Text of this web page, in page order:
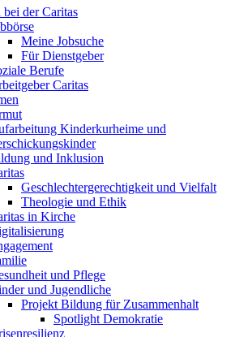
der Caritas
Meine Jobsuche
Für Dienstgeber
Berufe
Caritas
Kinderkurheime und
und Inklusion
Geschlechtergerechtigkeit und Vielfalt
Theologie und Ethik
in Kirche
und Pflege
und Jugendliche
Projekt Bildung für Zusammenhalt
Spotlight Demokratie